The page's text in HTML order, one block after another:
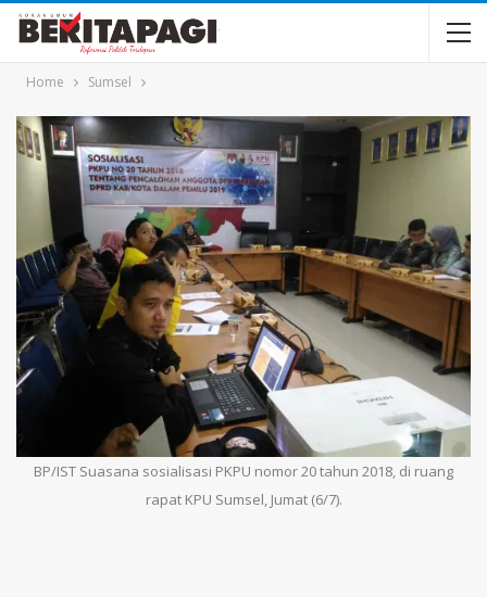
Home Sumsel
BP/IST Suasana sosialisasi PKPU nomor 20 tahun 2018, di ruang
rapat KPU Sumsel, Jumat (6/7).